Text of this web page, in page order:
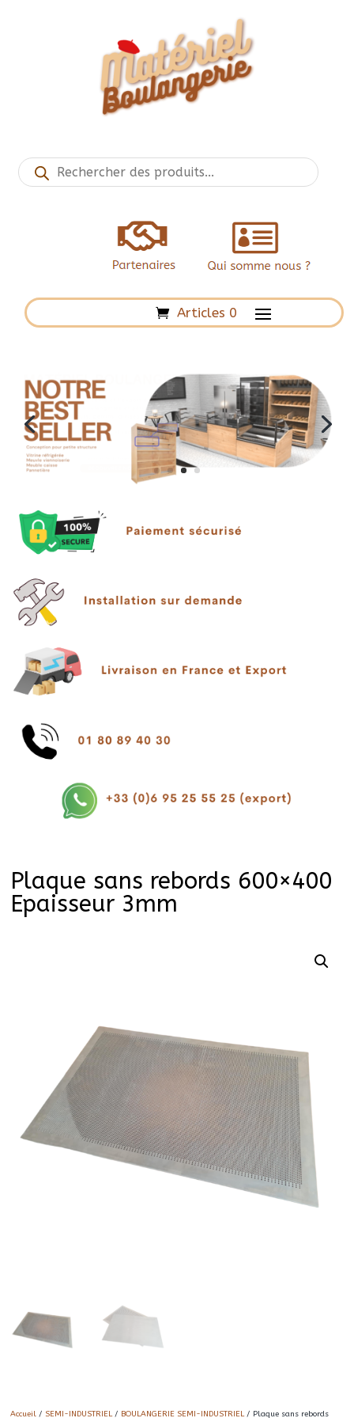
Recherche
de
produits
Articles 0
Plaque sans rebords 600×400
Epaisseur 3mm
Accueil / SEMI-INDUSTRIEL/ BOULANGERIE SEMI-INDUSTRIEL/ Plaque sans rebords